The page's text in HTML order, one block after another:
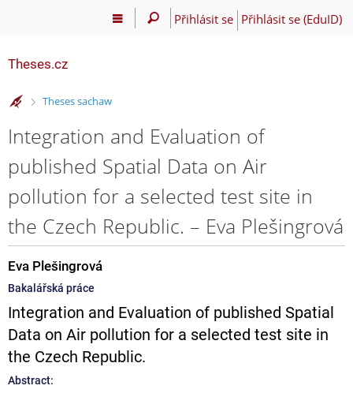
Přihlásit se Přihlásit se (EduID)
Theses.cz
>
Theses sachaw
Integration and Evaluation of
published Spatial Data on Air
pollution for a selected test site in
the Czech Republic. – Eva Plešingrová
Eva Plešingrová
Bakalářská práce
Integration and Evaluation of published Spatial
Data on Air pollution for a selected test site in
the Czech Republic.
Abstract: